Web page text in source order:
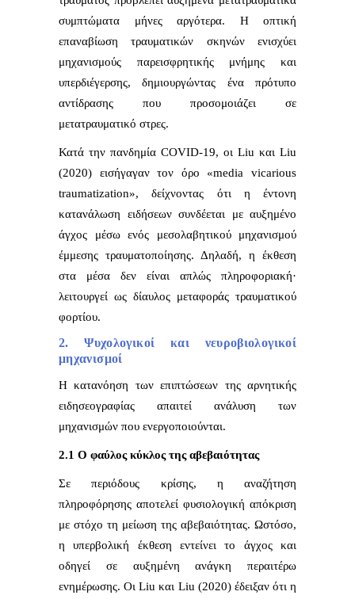
συμπτώματα μήνες αργότερα. Η οπτική
επαναβίωση τραυματικών σκηνών ενισχύει
μηχανισμούς παρεισφρητικής μνήμης και
υπερδιέγερσης, δημιουργώντας ένα πρότυπο
αντίδρασης που προσομοιάζει σε
μετατραυματικό στρες.
Κατά την πανδημία COVID-19, οι Liu και Liu
(2020) εισήγαγαν τον όρο «media vicarious
traumatization», δείχνοντας ότι η έντονη
κατανάλωση ειδήσεων συνδέεται με αυξημένο
άγχος μέσω ενός μεσολαβητικού μηχανισμού
έμμεσης τραυματοποίησης. Δηλαδή, η έκθεση
στα μέσα δεν είναι απλώς πληροφοριακή·
λειτουργεί ως δίαυλος μεταφοράς τραυματικού
φορτίου.
2. Ψυχολογικοί και νευροβιολογικοί
μηχανισμοί
Η κατανόηση των επιπτώσεων της αρνητικής
ειδησεογραφίας απαιτεί ανάλυση των
μηχανισμών που ενεργοποιούνται.
2.1 Ο φαύλος κύκλος της αβεβαιότητας
Σε περιόδους κρίσης, η αναζήτηση
πληροφόρησης αποτελεί φυσιολογική απόκριση
με στόχο τη μείωση της αβεβαιότητας. Ωστόσο,
η υπερβολική έκθεση εντείνει το άγχος και
οδηγεί σε αυξημένη ανάγκη περαιτέρω
ενημέρωσης. Οι Liu και Liu (2020) έδειξαν ότι η